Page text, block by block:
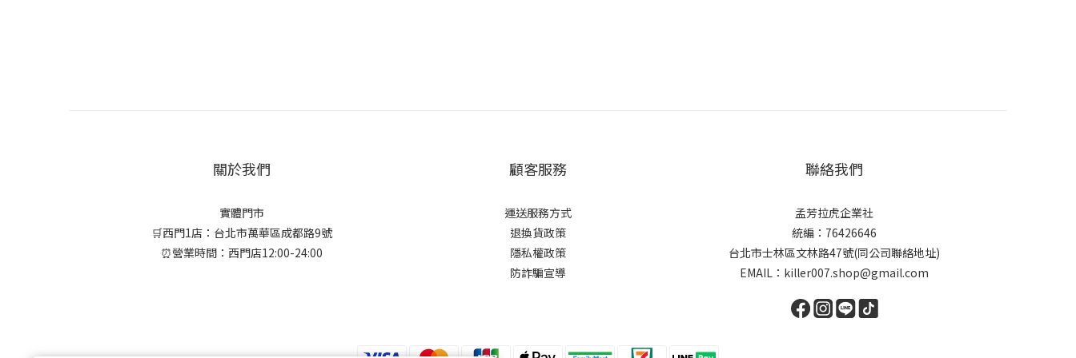
關於我們
實體門市
🛒西門1店：台北市萬華區成都路9號
⏰營業時間：西門店12:00-24:00
顧客服務
運送服務方式
退換貨政策
隱私權政策
防詐騙宣導
聯絡我們
孟芳拉虎企業社
統編：76426646
台北市士林區文林路47號(同公司聯絡地址)
EMAIL：killer007.shop@gmail.com